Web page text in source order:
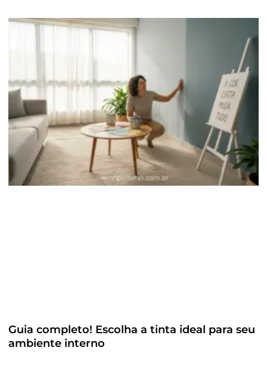
Guia completo! Escolha a tinta ideal para seu
ambiente interno